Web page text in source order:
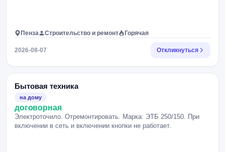
Пенза Строительство и ремонт Горячая
2026-08-07 Откликнуться
Бытовая техника
на дому
договорная
Электроточило. Отремонтировать. Марка: ЭТБ 250/150. При
включении в сеть и включении кнопки не работает.